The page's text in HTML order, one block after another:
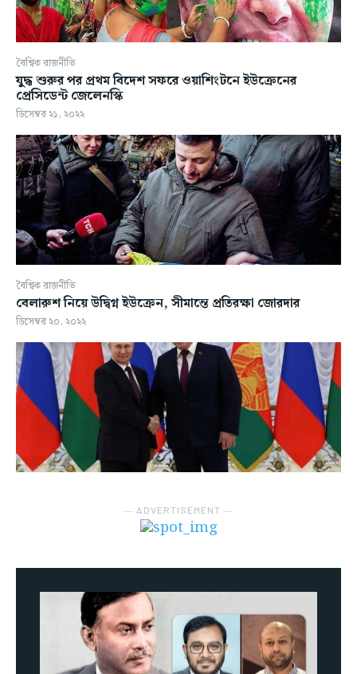
বৈশ্বিক রাজনীতি
যুদ্ধ শুরুর পর প্রথম বিদেশ সফরে ওয়াশিংটনে ইউক্রেনের
প্রেসিডেন্ট জেলেনস্কি
ডিসেম্বর ২১, ২০২২
বৈশ্বিক রাজনীতি
বেলারুশ নিয়ে উদ্বিগ্ন ইউক্রেন, সীমান্তে প্রতিরক্ষা জোরদার
ডিসেম্বর ২০, ২০২২
― ADVERTISEMENT ―